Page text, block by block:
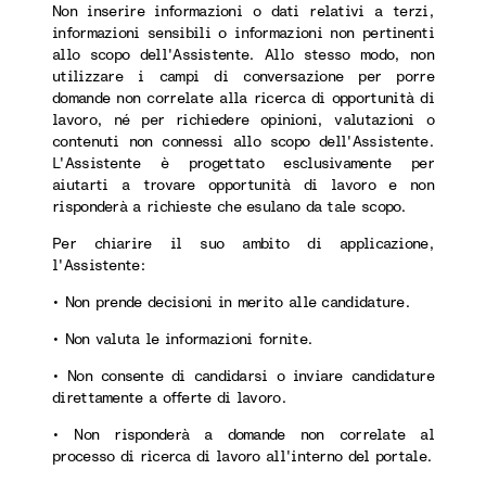
Non inserire informazioni o dati relativi a terzi,
informazioni sensibili o informazioni non pertinenti
allo scopo dell'Assistente. Allo stesso modo, non
utilizzare i campi di conversazione per porre
domande non correlate alla ricerca di opportunità di
lavoro, né per richiedere opinioni, valutazioni o
contenuti non connessi allo scopo dell'Assistente.
L'Assistente è progettato esclusivamente per
aiutarti a trovare opportunità di lavoro e non
risponderà a richieste che esulano da tale scopo.
Per chiarire il suo ambito di applicazione,
l'Assistente:
• Non prende decisioni in merito alle candidature.
• Non valuta le informazioni fornite.
• Non consente di candidarsi o inviare candidature
direttamente a offerte di lavoro.
• Non risponderà a domande non correlate al
processo di ricerca di lavoro all'interno del portale.